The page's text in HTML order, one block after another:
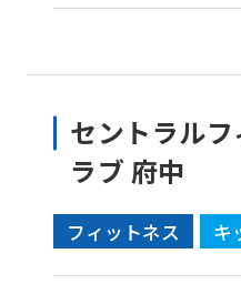
セントラル
ラブ 府中
フィットネス キ